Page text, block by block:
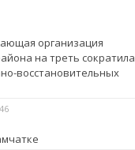
организация
на треть сократила
восстановительных